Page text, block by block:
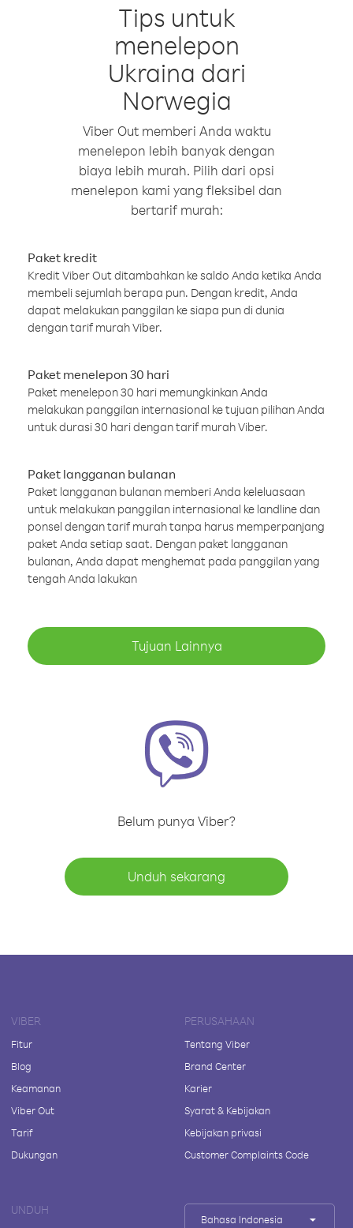
Tips untuk
menelepon
Ukraina dari
Norwegia
Viber Out memberi Anda waktu
menelepon lebih banyak dengan
biaya lebih murah. Pilih dari opsi
menelepon kami yang fleksibel dan
bertarif murah:
Paket kredit
Kredit Viber Out ditambahkan ke saldo Anda ketika Anda
membeli sejumlah berapa pun. Dengan kredit, Anda
dapat melakukan panggilan ke siapa pun di dunia
dengan tarif murah Viber.
Paket menelepon 30 hari
Paket menelepon 30 hari memungkinkan Anda
melakukan panggilan internasional ke tujuan pilihan Anda
untuk durasi 30 hari dengan tarif murah Viber.
Paket langganan bulanan
Paket langganan bulanan memberi Anda keleluasaan
untuk melakukan panggilan internasional ke landline dan
ponsel dengan tarif murah tanpa harus memperpanjang
paket Anda setiap saat. Dengan paket langganan
bulanan, Anda dapat menghemat pada panggilan yang
tengah Anda lakukan
Tujuan Lainnya
Belum punya Viber?
Unduh sekarang
VIBER
Fitur
Blog
Keamanan
Viber Out
Tarif
Dukungan
PERUSAHAAN
Tentang Viber
Brand Center
Karier
Syarat & Kebijakan
Kebijakan privasi
Customer Complaints Code
UNDUH
Bahasa Indonesia